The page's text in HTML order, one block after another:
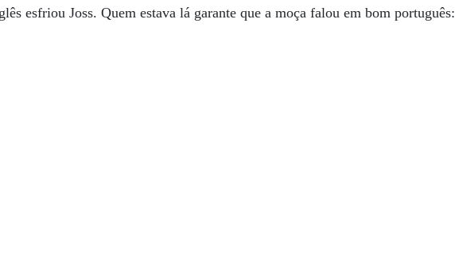
esfriou Joss. Quem estava lá garante que a moça falou em bom português: